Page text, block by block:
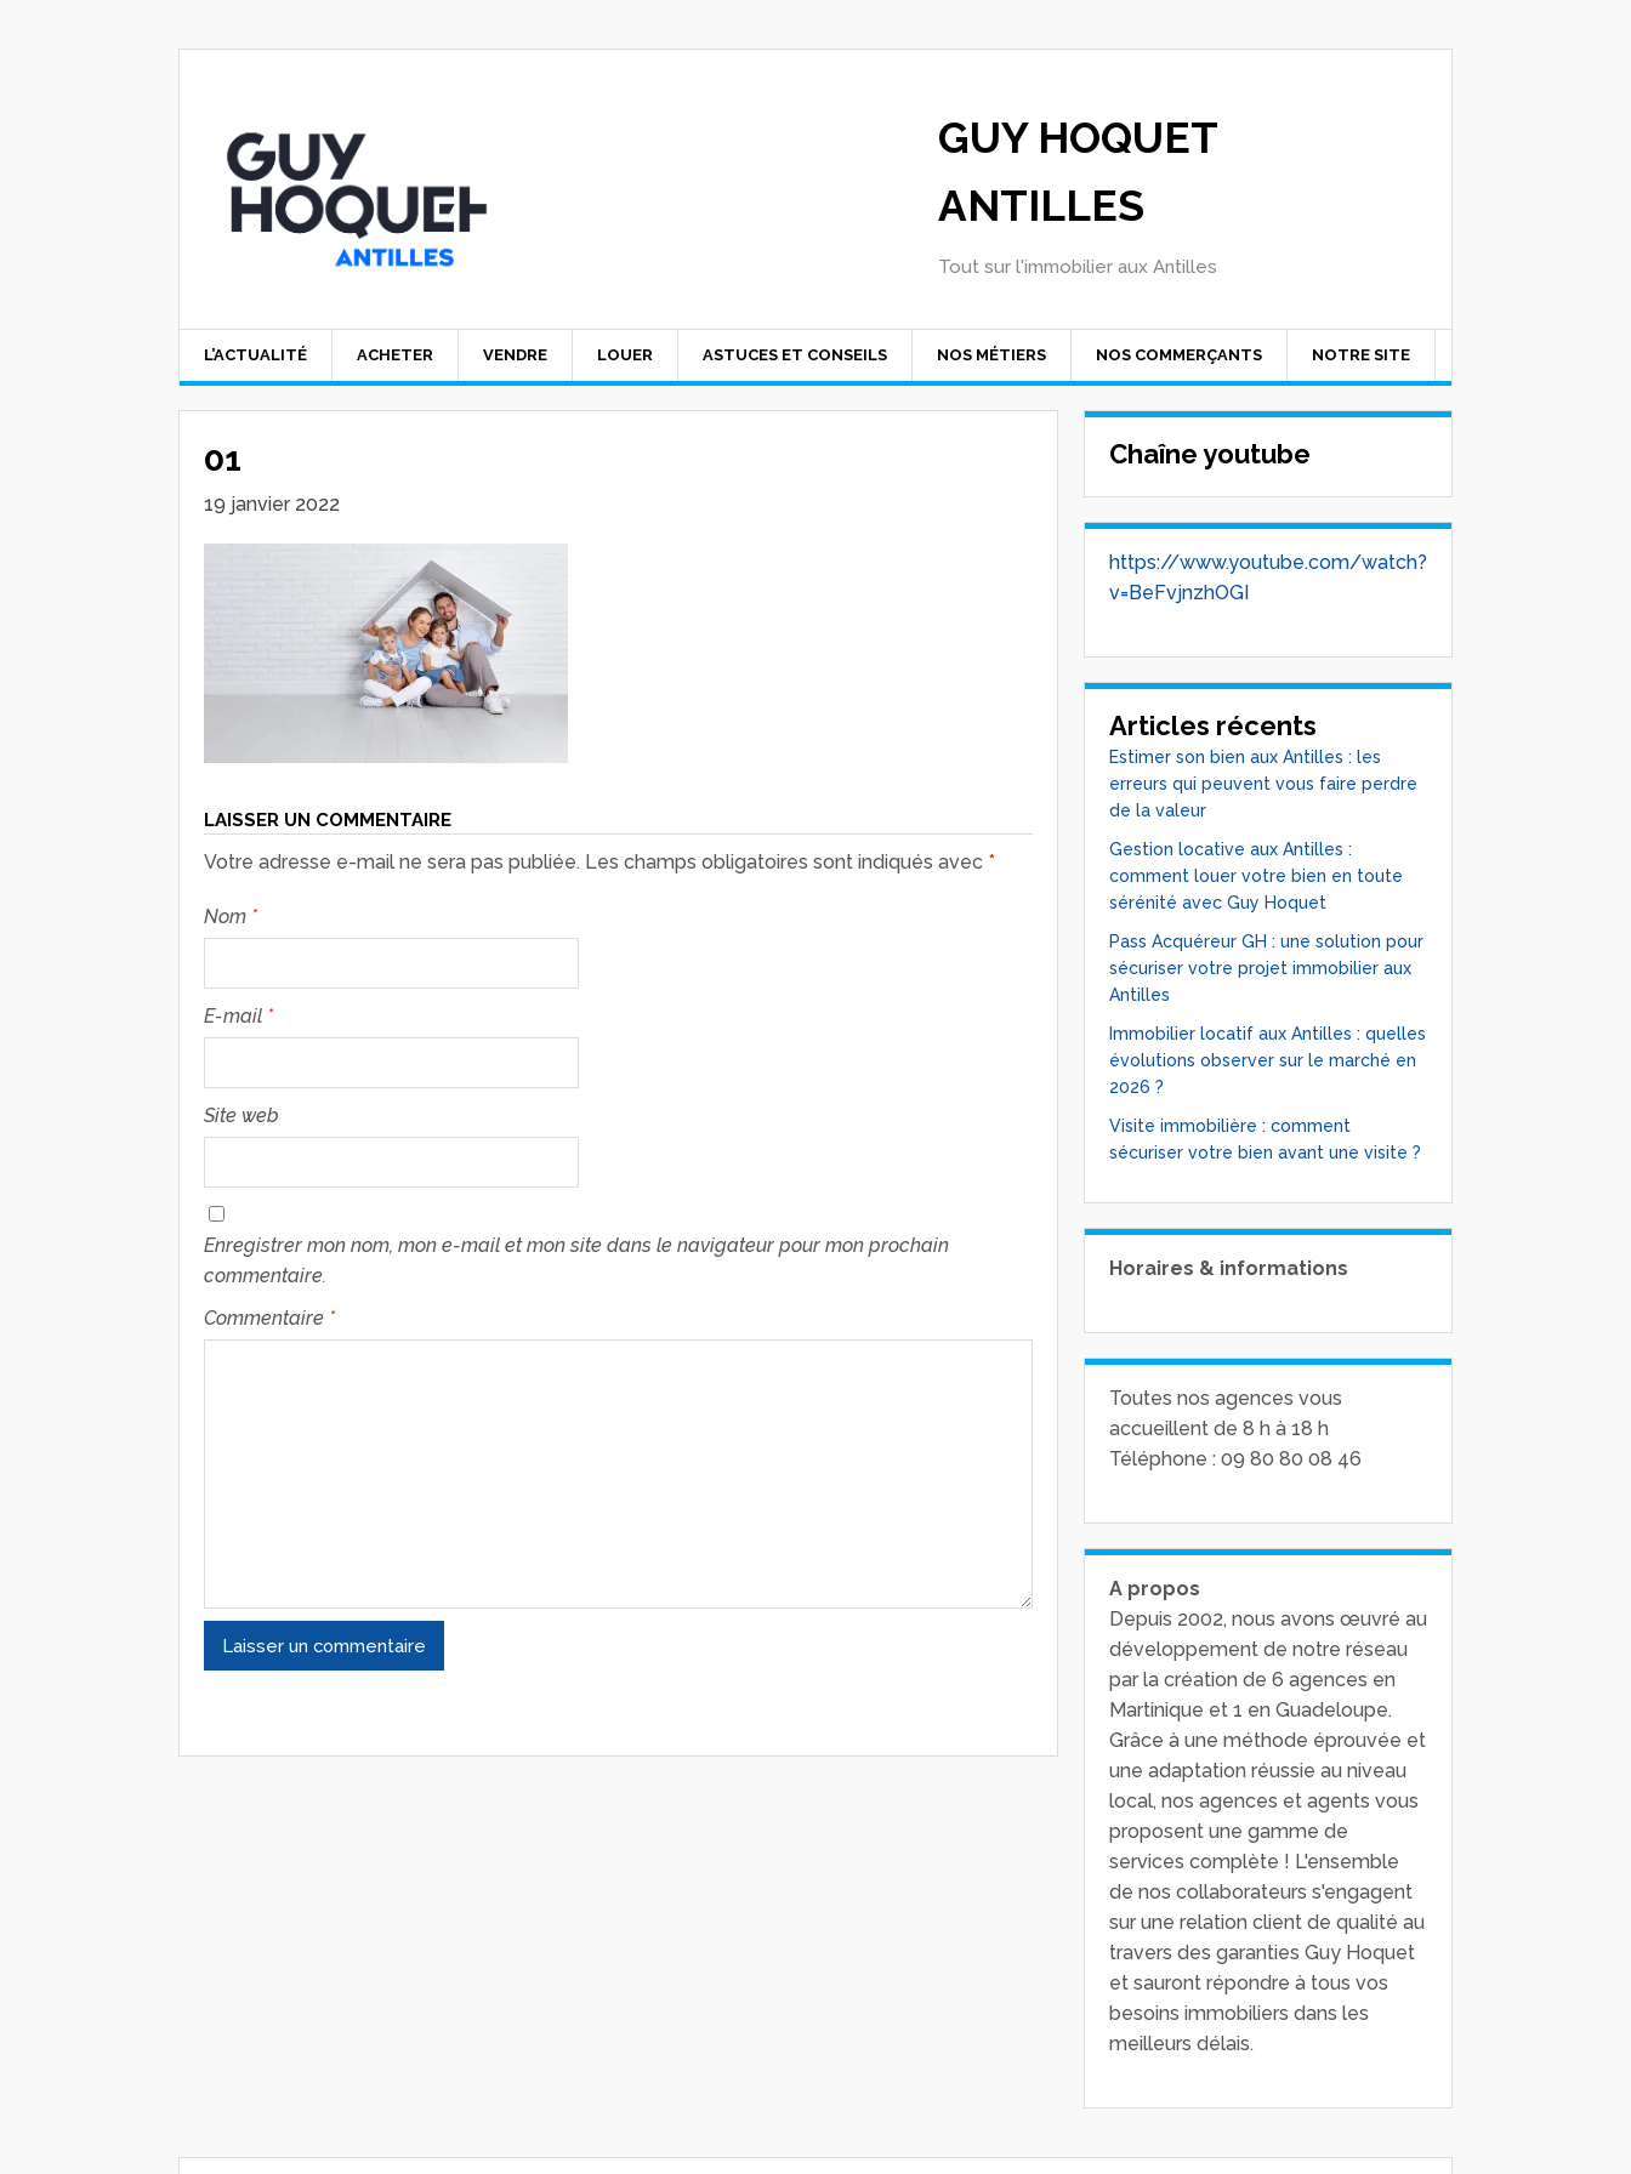
GUY HOQUET
ANTILLES
Tout sur l'immobilier aux Antilles
L’ACTUALITÉ ACHETER VENDRE LOUER ASTUCES ET CONSEILS NOS MÉTIERS NOS COMMERÇANTS NOTRE SITE
01
19 janvier 2022
LAISSER UN COMMENTAIRE
Votre adresse e-mail ne sera pas publiée. Les champs obligatoires sont indiqués avec *
Nom *
E-mail *
Site web
Enregistrer mon nom, mon e-mail et mon site dans le navigateur pour mon prochain
commentaire.
Commentaire *
Chaîne youtube
https://www.youtube.com/watch?
v=BeFvjnzhOGI
Articles récents
Estimer son bien aux Antilles : les
erreurs qui peuvent vous faire perdre
de la valeur
Gestion locative aux Antilles :
comment louer votre bien en toute
sérénité avec Guy Hoquet
Pass Acquéreur GH : une solution pour
sécuriser votre projet immobilier aux
Antilles
Immobilier locatif aux Antilles : quelles
évolutions observer sur le marché en
2026 ?
Visite immobilière : comment
sécuriser votre bien avant une visite ?
Horaires & informations
Toutes nos agences vous
accueillent de 8 h à 18 h
Téléphone : 09 80 80 08 46
A propos
Depuis 2002, nous avons œuvré au
développement de notre réseau
par la création de 6 agences en
Martinique et 1 en Guadeloupe.
Grâce à une méthode éprouvée et
une adaptation réussie au niveau
local, nos agences et agents vous
proposent une gamme de
services complète ! L'ensemble
de nos collaborateurs s'engagent
sur une relation client de qualité au
travers des garanties Guy Hoquet
et sauront répondre à tous vos
besoins immobiliers dans les
meilleurs délais.